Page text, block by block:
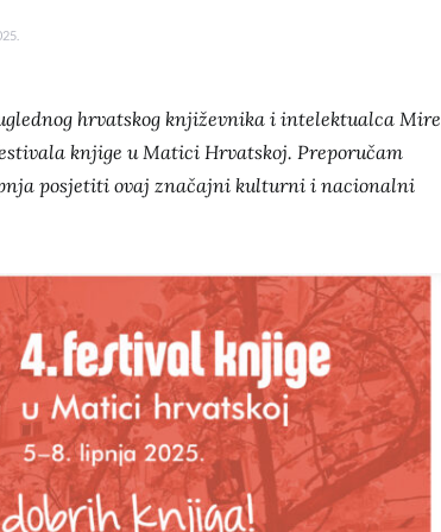
hrvatskog književnika i intelektualca Mire
knjige u Matici Hrvatskoj. Preporučam
posjetiti ovaj značajni kulturni i nacionalni